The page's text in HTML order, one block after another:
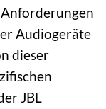
Anforderungen
Audiogeräte
dieser
JBL